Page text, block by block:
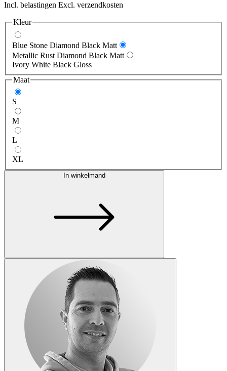
Incl. belastingen Excl. verzendkosten
Kleur
Blue Stone Diamond Black Matt
Metallic Rust Diamond Black Matt
Ivory White Black Gloss
Maat
S
M
L
XL
In winkelmand